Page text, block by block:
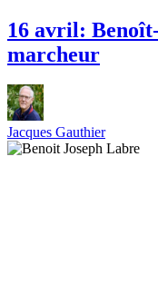
16 avril:
marcheur
Jacques Gauthier